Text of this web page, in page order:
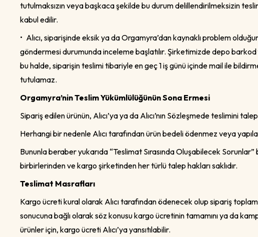
tutulmaksızın veya başkaca şekilde bu durum delillendirilmeksizin
kabul edilir.
• Alıcı, siparişinde eksik ya da Orgamyra’dan kaynaklı problem
göndermesi durumunda inceleme başlatılır. Şirketimizde depo
bu halde, siparişin teslimi tibariyle en geç 1 iş günü içinde mail ile
tutulamaz.
Orgamyra’nin Teslim Yükümlülüğünün Sona Ermesi
Sipariş edilen ürünün, Alıcı’ya ya da Alıcı’nın Sözleşmede teslimini
Herhangi bir nedenle Alıcı tarafından ürün bedeli ödenmez veya
Bununla beraber yukarıda “Teslimat Sırasında Oluşabilecek
birbirlerinden ve kargo şirketinden her türlü talep hakları saklıdır.
Teslimat Masrafları
Kargo ücreti kural olarak Alıcı tarafından ödenecek olup sipariş
sonucuna bağlı olarak söz konusu kargo ücretinin tamamını ya da
ürünler için, kargo ücreti Alıcı’ya yansıtılabilir.